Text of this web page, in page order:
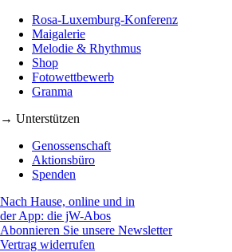
Rosa-Luxemburg-Konferenz
Maigalerie
Melodie & Rhythmus
Shop
Fotowettbewerb
Granma
→ Unterstützen
Genossenschaft
Aktionsbüro
Spenden
Nach Hause, online und in
der App: die jW-Abos
Abonnieren Sie unsere Newsletter
Vertrag widerrufen